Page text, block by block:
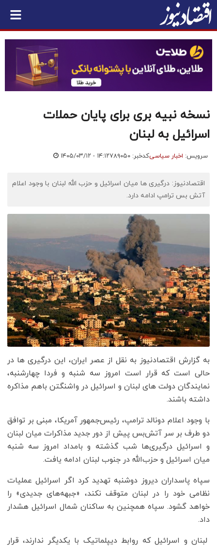
نسخه نبیه بری برای پایان حملات
اسرائیل به لبنان
سرویس: اخبار سیاسیکدخبر: ۷۸۹۰۵۰ ۱۴۰۵/۰۳/۱۲ - ۱۴:۱۲
اقتصادنیوز: درگیری ها میان اسرائیل و حزب الله لبنان با وجود اعلام
آتش بس ترامپ ادامه دارد.
به گزارش اقتصادنیوز به نقل از عصر ایران، این درگیری ها در
حالی است که قرار است امروز سه شنبه و فردا چهارشنبه،
نمایندگان دولت های لبنان و اسرائیل در واشنگتن باهم مذاکره
داشته باشند.
با وجود اعلام دونالد ترامپ، رئیس‌جمهور آمریکا، مبنی بر توافق
دو طرف بر سر آتش‌بس پیش از دور جدید مذاکرات میان لبنان
و اسرائیل درگیری‌ها شب گذشته و بامداد امروز سه شنبه
میان اسرائیل و حزب‌الله در جنوب لبنان ادامه یافت.
سپاه پاسداران دیروز دوشنبه تهدید کرد اگر اسرائیل عملیات
نظامی خود را در لبنان متوقف نکند، «جبهه‌های جدیدی» را
خواهد گشود. سپاه همچنین به ساکنان شمال اسرائیل هشدار
داد.
لبنان و اسرائیل که روابط دیپلماتیک با یکدیگر ندارند، قرار